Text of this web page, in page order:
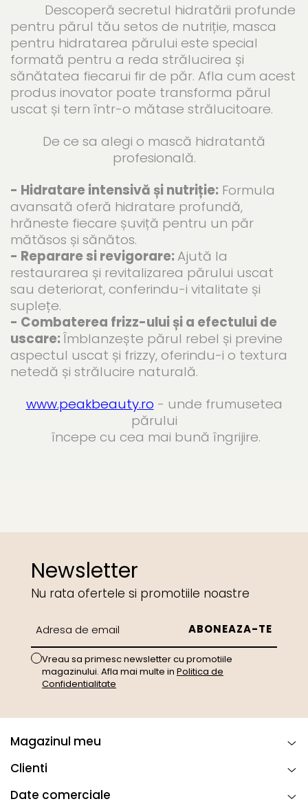
Descoperă secretul hidratării profunde
pentru părul tău setos de nutriție, masca
pentru hidratarea părului este special
formată pentru a reda strălucirea și
sănătatea fiecarui fir de păr. Afla cum acest
produs inovator poate transforma părul
uscat și tern într-o mătase strălucitoare.
De ce sa alegi o mască hidratantă
profesională.
- Hidratare intensivă și nutriție: Formula
avansată oferă hidratare profundă,
hrăneste fiecare șuviță pentru un păr
mătăsos și sănătos.
- Reparare si revigorare:Ajută la
restaurarea și revitalizarea părului uscat
sau deteriorat, conferindu-i vitalitate și
suplețe.
- Combaterea frizz-ului și a efectului de
uscare:Îmblanzește părul rebel și previne
aspectul uscat și frizzy, oferindu-i o textura
netedă și strălucire naturală.
www.peakbeauty.ro - unde frumusetea
părului
începe cu cea mai bună îngrijire.
Newsletter
Nu rata ofertele si promotiile noastre
Vreau sa primesc newsletter cu promotiile
magazinului. Afla mai multe in Politica de
Confidentialitate
Magazinul meu
Clienti
Date comerciale